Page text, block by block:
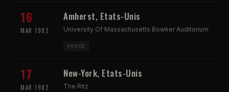
16
MAR 1982
Amherst, Etats-Unis
University Of Massachusetts Bowker Auditorium
PASSÉ
17
MAR 1982
New-York, Etats-Unis
The Ritz